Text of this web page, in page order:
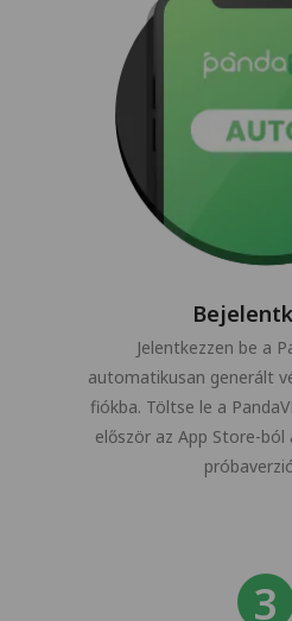
Jelentkezzen be a
automatikusan generált
fiókba. Töltse le a
először az App Store-ból